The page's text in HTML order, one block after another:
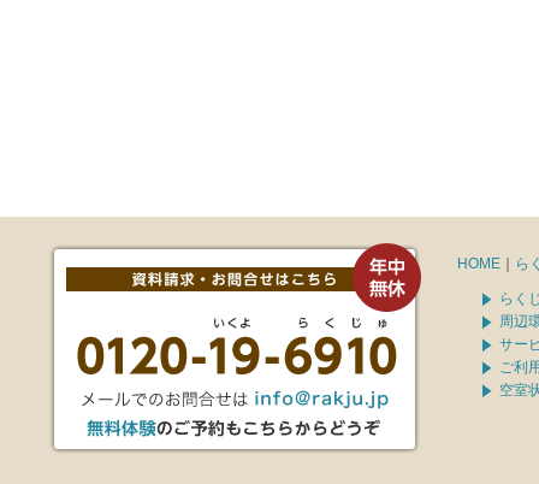
HOME ら
らく
周辺
サー
ご利
空室